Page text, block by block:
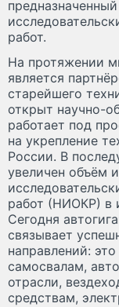
работ.
На протяжении
является
старейшего
открыт научно-
работает под
на укрепление
России. В
увеличен объём
работ (НИОКР) в
Сегодня
связывает
направлений:
самосвалам,
отрасли,
средствам,